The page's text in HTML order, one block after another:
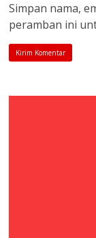
Simpan nama,
peramban ini